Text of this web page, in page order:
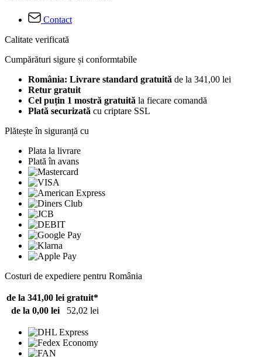
Contact
Calitate verificată
Cumpărături sigure și conformtabile
România: Livrare standard gratuită de la 341,00 lei
Retur gratuit
Cel puțin 1 mostră gratuită la fiecare comandă
Plată securizată cu criptare SSL
Plătește în siguranță cu
Plata la livrare
Plată în avans
Costuri de expediere pentru România
de la 341,00 lei gratuit*
de la 0,00 lei
52,02 lei